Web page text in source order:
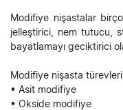
Modifiye nişastalar
jelleştirici, nem tutucu,
bayatlamayı geciktirici
Modifiye nişasta
• Asit modifiye
• Okside modifiye